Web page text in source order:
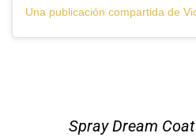
Una publicación compartida de
Spray Dream